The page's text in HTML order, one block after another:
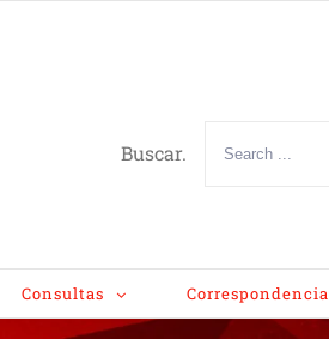
Buscar.
Consultas Correspondencia